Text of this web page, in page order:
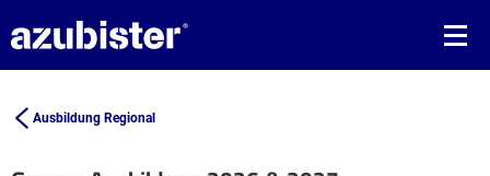
Ausbildung Regional